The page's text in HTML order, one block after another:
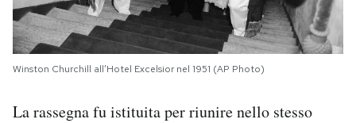
Winston Churchill all’Hotel Excelsior nel 1951 (AP Photo)
La rassegna fu istituita per riunire nello stesso